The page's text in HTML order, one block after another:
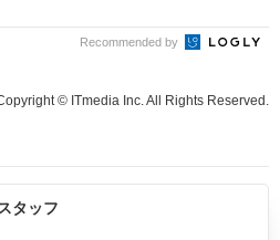
Recommended by
© ITmedia Inc. All Rights Reserved.
タッフ